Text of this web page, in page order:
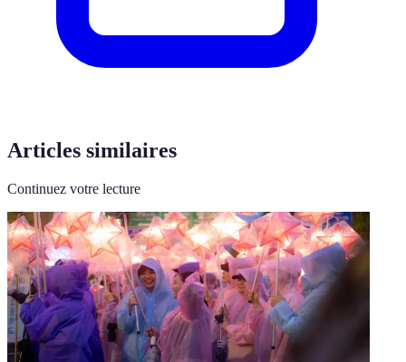
Articles similaires
Continuez votre lecture